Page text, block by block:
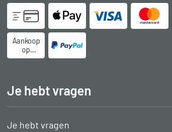
Aankoop
op
rekening
Je hebt vragen
Je hebt vragen